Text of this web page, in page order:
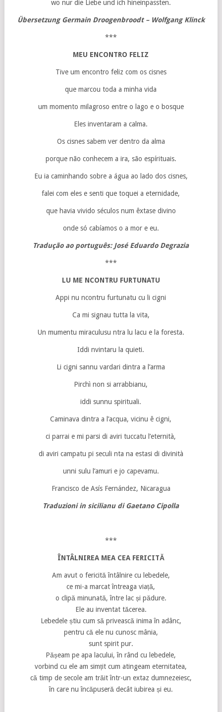
wo nur die Liebe und ich hineinpassten.
Übersetzung Germain Droogenbroodt – Wolfgang Klinck
***
MEU ENCONTRO FELIZ
Tive um encontro feliz com os cisnes
que marcou toda a minha vida
um momento milagroso entre o lago e o bosque
Eles inventaram a calma.
Os cisnes sabem ver dentro da alma
porque não conhecem a ira, são espírituais.
Eu ia caminhando sobre a água ao lado dos cisnes,
falei com eles e senti que toquei a eternidade,
que havia vivido séculos num êxtase divino
onde só cabíamos o a mor e eu.
Tradução ao português: José Eduardo Degrazia
***
LU ME NCONTRU FURTUNATU
Appi nu ncontru furtunatu cu li cigni
Ca mi signau tutta la vita,
Un mumentu miraculusu ntra lu lacu e la foresta.
Iddi nvintaru la quieti.
Li cigni sannu vardari dintra a l’arma
Pirchì non si arrabbianu,
iddi sunnu spirituali.
Caminava dintra a l’acqua, vicinu ê cigni,
ci parrai e mi parsi di aviri tuccatu l’eternità,
di aviri campatu pi seculi nta na estasi di divinità
unni sulu l’amuri e jo capevamu.
Francisco de Asís Fernández, Nicaragua
Traduzioni in sicilianu di Gaetano Cipolla
***
ÎNTÂLNIREA MEA CEA FERICITĂ
Am avut o fericită întâlnire cu lebedele,
ce mi-a marcat întreaga viață,
o clipă minunată, între lac și pădure.
Ele au inventat tăcerea.
Lebedele știu cum să privească inima în adânc,
pentru că ele nu cunosc mânia,
sunt spirit pur.
Pășeam pe apa lacului, în rând cu lebedele,
vorbind cu ele am simțit cum atingeam eternitatea,
că timp de secole am trăit într-un extaz dumnezeiesc,
în care nu încăpuseră decât iubirea și eu.